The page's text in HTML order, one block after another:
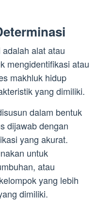
alat atau
mengidentifikasi atau
makhluk hidup
yang dimiliki.
dalam bentuk
dijawab dengan
yang akurat.
untuk
atau
yang lebih
dimiliki.